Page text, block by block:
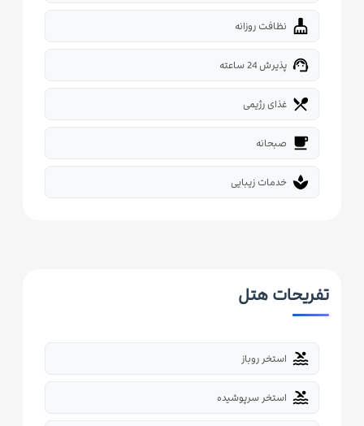
cleaning_services نظافت روزانه
support_agent پذیرش 24 ساعته
restaurant_menu غذای رژیمی
free_breakfast صبحانه
spa خدمات زیبایی
تفریحات هتل
pool استخر روباز
pool استخر سرپوشیده